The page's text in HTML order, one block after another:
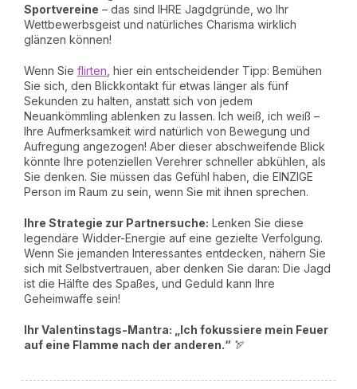
Sportvereine – das sind IHRE Jagdgründe, wo Ihr
Wettbewerbsgeist und natürliches Charisma wirklich
glänzen können!
Wenn Sie flirten , hier ein entscheidender Tipp: Bemühen
Sie sich, den Blickkontakt für etwas länger als fünf
Sekunden zu halten, anstatt sich von jedem
Neuankömmling ablenken zu lassen. Ich weiß, ich weiß –
Ihre Aufmerksamkeit wird natürlich von Bewegung und
Aufregung angezogen! Aber dieser abschweifende Blick
könnte Ihre potenziellen Verehrer schneller abkühlen, als
Sie denken. Sie müssen das Gefühl haben, die EINZIGE
Person im Raum zu sein, wenn Sie mit ihnen sprechen.
Ihre Strategie zur Partnersuche: Lenken Sie diese
legendäre Widder-Energie auf eine gezielte Verfolgung.
Wenn Sie jemanden Interessantes entdecken, nähern Sie
sich mit Selbstvertrauen, aber denken Sie daran: Die Jagd
ist die Hälfte des Spaßes, und Geduld kann Ihre
Geheimwaffe sein!
Ihr Valentinstags-Mantra: „Ich fokussiere mein Feuer
auf eine Flamme nach der anderen.“ 🏹